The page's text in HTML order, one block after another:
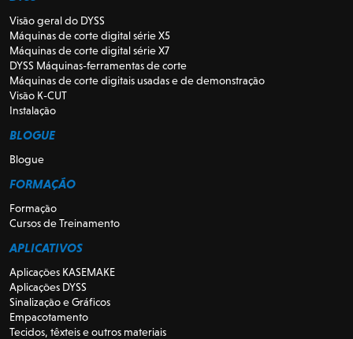
Visão geral do DYSS
Máquinas de corte digital série X5
Máquinas de corte digital série X7
DYSS Máquinas-ferramentas de corte
Máquinas de corte digitais usadas e de demonstração
Visão K-CUT
Instalação
BLOGUE
Blogue
FORMAÇÃO
Formação
Cursos de Treinamento
APLICATIVOS
Aplicações KASEMAKE
Aplicações DYSS
Sinalização e Gráficos
Empacotamento
Tecidos, têxteis e outros materiais